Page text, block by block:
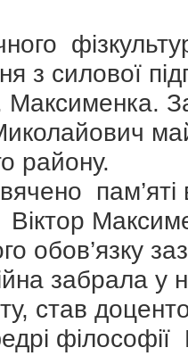
з силової
Максименка.
району.
пам’яті
Віктор
обов’язку
забрала у
став
філософії